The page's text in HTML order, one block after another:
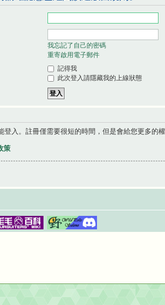
我忘記了自己的密碼
重寄啟用電子郵件
記得我
此次登入請隱藏我的上線狀態
登入。註冊僅需要很短的時間，但是會給您更多的
策